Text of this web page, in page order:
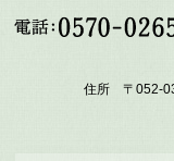
住所 〒052-